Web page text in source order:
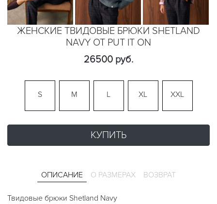
ЖЕНСКИЕ ТВИДОВЫЕ БРЮКИ SHETLAND
NAVY ОТ PUT IT ON
26500 руб.
S M L XL XXL
КУПИТЬ
ОПИСАНИЕ О РАЗМЕРАХ ВОЗВРАТ
Твидовые брюки Shetland Navy